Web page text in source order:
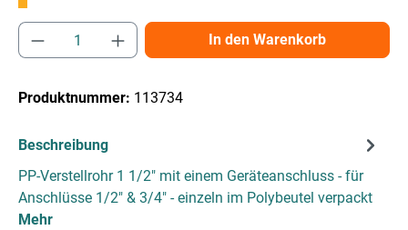
Produkt Anzahl: Gib den gewünschten
In den Warenkorb
Produktnummer: 113734
Beschreibung
PP-Verstellrohr 1 1/2" mit einem Geräteanschluss - für
Anschlüsse 1/2" & 3/4" - einzeln im Polybeutel verpackt
Mehr